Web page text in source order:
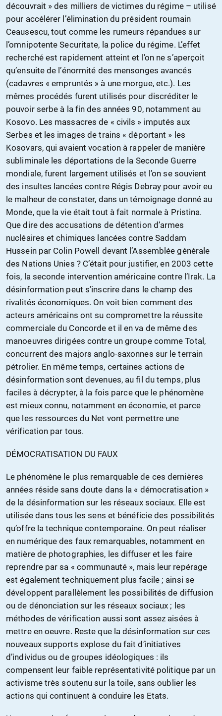
découvrait » des milliers de victimes du régime – utilisé
pour accélérer l’élimination du président roumain
Ceausescu, tout comme les rumeurs répandues sur
l’omnipotente Securitate, la police du régime. L’effet
recherché est rapidement atteint et l’on ne s’aperçoit
qu’ensuite de l’énormité des mensonges avancés
(cadavres « empruntés » à une morgue, etc.). Les
mêmes procédés furent utilisés pour discréditer le
pouvoir serbe à la fin des années 90, notamment au
Kosovo. Les massacres de « civils » imputés aux
Serbes et les images de trains « déportant » les
Kosovars, qui avaient vocation à rappeler de manière
subliminale les déportations de la Seconde Guerre
mondiale, furent largement utilisés et l’on se souvient
des insultes lancées contre Régis Debray pour avoir eu
le malheur de constater, dans un témoignage donné au
Monde, que la vie était tout à fait normale à Pristina.
Que dire des accusations de détention d’armes
nucléaires et chimiques lancées contre Saddam
Hussein par Colin Powell devant l’Assemblée générale
des Nations Unies ? C’était pour justifier, en 2003 cette
fois, la seconde intervention américaine contre l’Irak. La
désinformation peut s’inscrire dans le champ des
rivalités économiques. On voit bien comment des
acteurs américains ont su compromettre la réussite
commerciale du Concorde et il en va de même des
manoeuvres dirigées contre un groupe comme Total,
concurrent des majors anglo-saxonnes sur le terrain
pétrolier. En même temps, certaines actions de
désinformation sont devenues, au fil du temps, plus
faciles à décrypter, à la fois parce que le phénomène
est mieux connu, notamment en économie, et parce
que les ressources du Net vont permettre une
vérification par tous.
DÉMOCRATISATION DU FAUX
Le phénomène le plus remarquable de ces dernières
années réside sans doute dans la « démocratisation »
de la désinformation sur les réseaux sociaux. Elle est
utilisée dans tous les sens et bénéficie des possibilités
qu’offre la technique contemporaine. On peut réaliser
en numérique des faux remarquables, notamment en
matière de photographies, les diffuser et les faire
reprendre par sa « communauté », mais leur repérage
est également techniquement plus facile ; ainsi se
développent parallèlement les possibilités de diffusion
ou de dénonciation sur les réseaux sociaux ; les
méthodes de vérification aussi sont assez aisées à
mettre en oeuvre. Reste que la désinformation sur ces
nouveaux supports explose du fait d’initiatives
d’individus ou de groupes idéologiques : ils
compensent leur faible représentativité politique par un
activisme très soutenu sur la toile, sans oublier les
actions qui continuent à conduire les Etats.